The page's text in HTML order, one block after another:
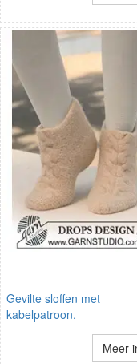
Gevilte sloffen met
kabelpatroon.
Meer